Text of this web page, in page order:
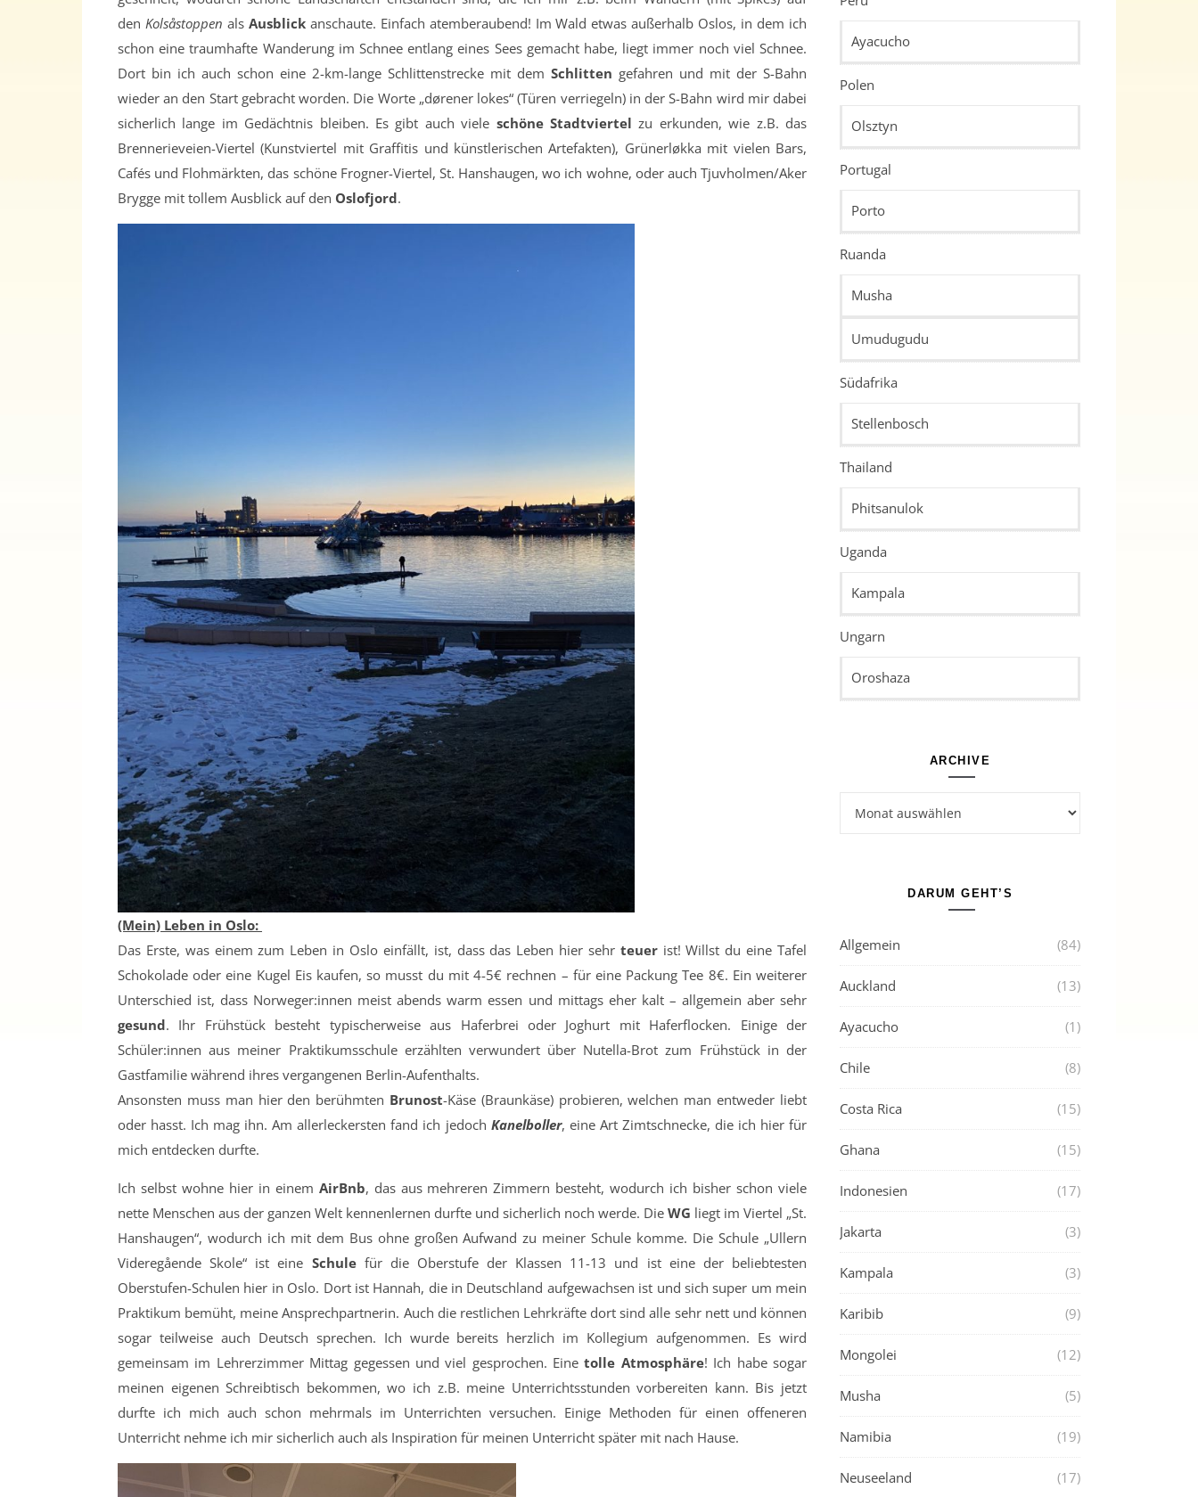
den Kolsåstoppen als Ausblickanschaute. Einfach atemberaubend! Im Wald etwas außerhalb Oslos, in dem ich
schon eine traumhafte Wanderung im Schnee entlang eines Sees gemacht habe, liegt immer noch viel Schnee.
Dort bin ich auch schon eine 2-km-lange Schlittenstrecke mit dem Schlitten gefahren und mit der S-Bahn
wieder an den Start gebracht worden. Die Worte „dørener lokes“ (Türen verriegeln) in der S-Bahn wird mir dabei
sicherlich lange im Gedächtnis bleiben. Es gibt auch viele schöne Stadtviertel zu erkunden, wie z.B. das
Brennerieveien-Viertel (Kunstviertel mit Graffitis und künstlerischen Artefakten), Grünerløkka mit vielen Bars,
Cafés und Flohmärkten, das schöne Frogner-Viertel, St. Hanshaugen, wo ich wohne, oder auch Tjuvholmen/Aker
Brygge mit tollem Ausblick auf den Oslofjord.
(Mein) Leben in Oslo:
Das Erste, was einem zum Leben in Oslo einfällt, ist, dass das Leben hier sehr teuerist! Willst du eine Tafel
Schokolade oder eine Kugel Eis kaufen, so musst du mit 4-5€ rechnen – für eine Packung Tee 8€. Ein weiterer
Unterschied ist, dass Norweger:innen meist abends warm essen und mittags eher kalt – allgemein aber sehr
gesund. Ihr Frühstück besteht typischerweise aus Haferbrei oder Joghurt mit Haferflocken. Einige der
Schüler:innen aus meiner Praktikumsschule erzählten verwundert über Nutella-Brot zum Frühstück in der
Gastfamilie während ihres vergangenen Berlin-Aufenthalts.
Ansonsten muss man hier den berühmten Brunost-Käse (Braunkäse) probieren, welchen man entweder liebt
oder hasst. Ich mag ihn. Am allerleckersten fand ich jedoch Kanelboller, eine Art Zimtschnecke, die ich hier für
mich entdecken durfte.
Ich selbst wohne hier in einem AirBnb, das aus mehreren Zimmern besteht, wodurch ich bisher schon viele
nette Menschen aus der ganzen Welt kennenlernen durfte und sicherlich noch werde. Die WG liegt im Viertel „St.
Hanshaugen“, wodurch ich mit dem Bus ohne großen Aufwand zu meiner Schule komme. Die Schule „Ullern
Videregående Skole“ ist eine Schulefür die Oberstufe der Klassen 11-13 und ist eine der beliebtesten
Oberstufen-Schulen hier in Oslo. Dort ist Hannah, die in Deutschland aufgewachsen ist und sich super um mein
Praktikum bemüht, meine Ansprechpartnerin. Auch die restlichen Lehrkräfte dort sind alle sehr nett und können
sogar teilweise auch Deutsch sprechen. Ich wurde bereits herzlich im Kollegium aufgenommen. Es wird
gemeinsam im Lehrerzimmer Mittag gegessen und viel gesprochen. Einetolle Atmosphäre! Ich habe sogar
meinen eigenen Schreibtisch bekommen, wo ich z.B. meine Unterrichtsstunden vorbereiten kann. Bis jetzt
durfte ich mich auch schon mehrmals im Unterrichten versuchen. Einige Methoden für einen offeneren
Unterricht nehme ich mir sicherlich auch als Inspiration für meinen Unterricht später mit nach Hause.
Ayacucho
Polen
Olsztyn
Portugal
Porto
Ruanda
Musha
Umudugudu
Südafrika
Stellenbosch
Thailand
Phitsanulok
Uganda
Kampala
Ungarn
Oroshaza
ARCHIVE
DARUM GEHT’S
Allgemein (84)
Auckland (13)
Ayacucho (1)
Chile (8)
Costa Rica (15)
Ghana (15)
Indonesien (17)
Jakarta (3)
Kampala (3)
Karibib (9)
Mongolei (12)
Musha (5)
Namibia (19)
Neuseeland (17)